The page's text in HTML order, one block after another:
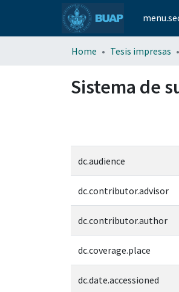
Home Tesis impresas
Sistema de
dc.audience
dc.contributor.advisor
dc.contributor.author
dc.coverage.place
dc.date.accessioned